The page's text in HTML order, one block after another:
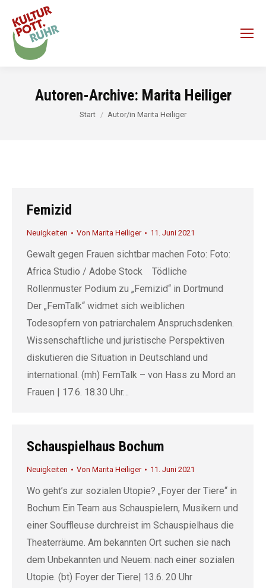
Autoren-Archive: Marita Heiliger
Sie befinden sich hier:
Start Autor/in Marita Heiliger
Femizid
Neuigkeiten Von Marita Heiliger 11. Juni 2021
Gewalt gegen Frauen sichtbar machen Foto: Foto:
Africa Studio / Adobe Stock ­ ­ ­ Tödliche
Rollenmuster Podium zu „Femizid“ in Dortmund
Der „FemTalk“ widmet sich weiblichen
Todesopfern von patriarchalem Anspruchsdenken.
Wissenschaftliche und juristische Perspektiven
diskutieren die Situation in Deutschland und
international. (mh) FemTalk – von Hass zu Mord an
Frauen | 17.6. 18.30 Uhr…
Schauspielhaus Bochum
Neuigkeiten Von Marita Heiliger 11. Juni 2021
Wo geht’s zur sozialen Utopie? „Foyer der Tiere“ in
Bochum Ein Team aus Schauspielern, Musikern und
einer Souffleuse durchreist im Schauspielhaus die
Theaterräume. Am bekannten Ort suchen sie nach
dem Unbekannten und Neuem: nach einer sozialen
Utopie. (bt) Foyer der Tiere| 13.6. 20 Uhr